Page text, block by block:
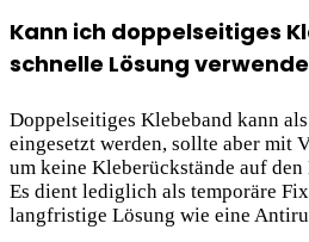
Kann ich doppelseitiges
schnelle Lösung
Doppelseitiges Klebeband kann
eingesetzt werden, sollte aber mit
um keine Kleberückstände auf
Es dient lediglich als temporäre
langfristige Lösung wie eine